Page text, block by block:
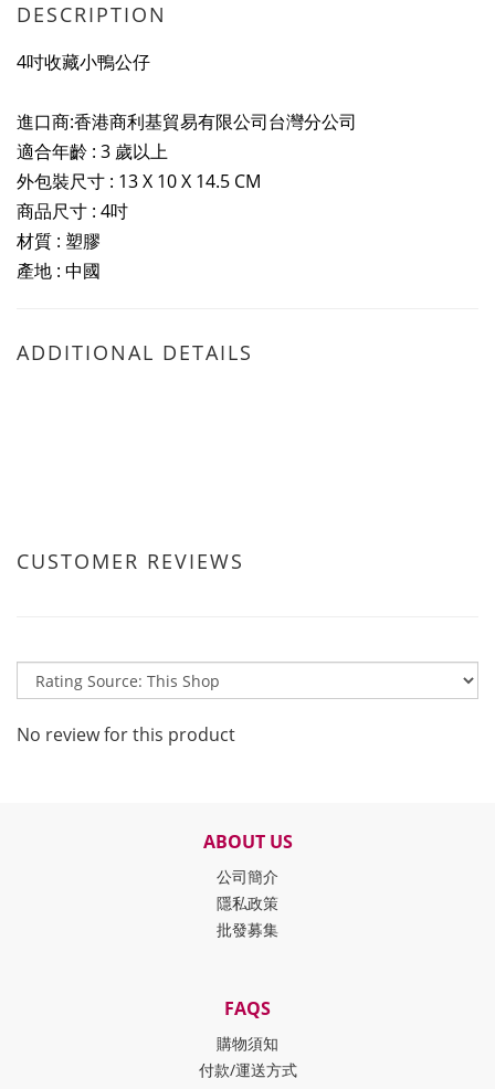
DESCRIPTION
4吋收藏小鴨公仔
進口商:香港商利基貿易有限公司台灣分公司
適合年齡 : 3 歲以上
外包裝尺寸 : 13 X 10 X 14.5 CM
商品尺寸 : 4吋
材質 : 塑膠
產地 : 中國
ADDITIONAL DETAILS
CUSTOMER REVIEWS
No review for this product
ABOUT US
公司簡介
隱私政策
批發募集
FAQS
購物須知
付款/運送方式